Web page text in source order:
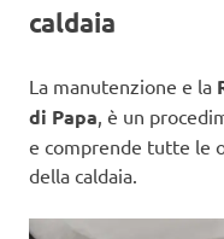
caldaia
La manutenzione e la
di Papa, è un
e comprende tutte le
della caldaia.